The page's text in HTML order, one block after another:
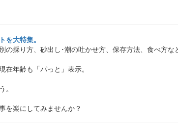
を大特集。
の採り方、砂出し･潮の吐かせ方、保存方法、食べ方な
年齢も「パっと」表示。
。
を楽にしてみませんか？